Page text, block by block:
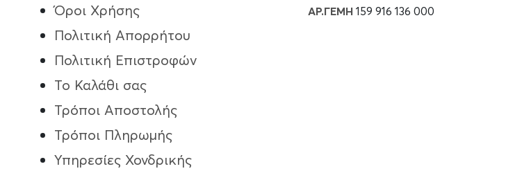
Όροι Χρήσης
Πολιτική Απορρήτου
Πολιτική Επιστροφών
Το Καλάθι σας
Τρόποι Aποστολής
Τρόποι Πληρωμής
Υπηρεσίες Χονδρικής
ΑΡ.ΓΕΜΗ 159 916 136 000